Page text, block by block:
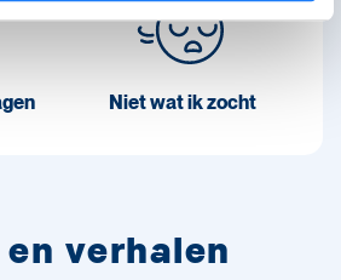
Niet wat ik zocht
verhalen